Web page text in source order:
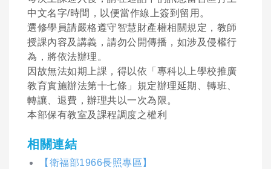
中文名字/時間，以便當作線上簽到留用。
選修學員請嚴格遵守智慧財產權相關規定，教師
授課內容及講義，請勿公開傳播，如涉及侵權行
為，將依法辦理。
因故無法如期上課，得以依「專科以上學校推廣
教育實施辦法第十七條」規定辦理延期、轉班、
轉讓、退費，辦理共以一次為限。
本部保有教室及課程調度之權利
相關連結
【衛福部1966長照專區】